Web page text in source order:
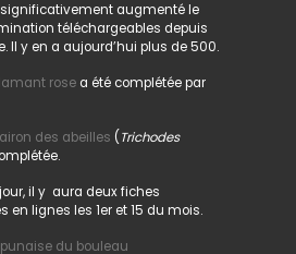
augmenté le
téléchargeables depuis
Il y en a aujourd’hui plus de 500.
rosea été complétée par
des abeilles ( Trichodes
il y aura deux fiches
en lignes les 1er et 15 du mois.
du bouleau